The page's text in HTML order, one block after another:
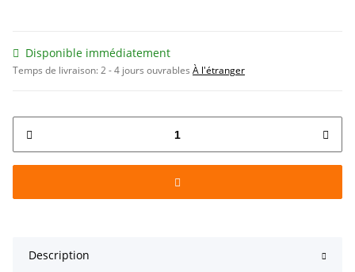
Disponible immédiatement
Temps de livraison:2 - 4 jours ouvrables À l'étranger
Description